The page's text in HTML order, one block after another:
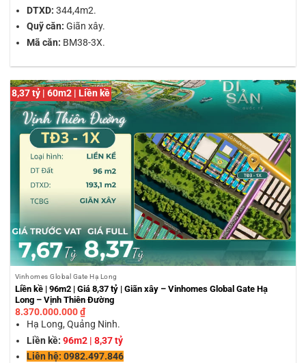
DTXD: 344,4m2.
Quỹ căn: Giãn xây.
Mã căn: BM38-3X.
8,37 tỷ | 60m2 | Liền kề
Vinhomes Global Gate Hạ Long
Liền kề | 96m2 | Giá 8,37 tỷ | Giãn xây – Vinhomes Global Gate Hạ
Long – Vịnh Thiên Đường
8.370.000.000₫
Hạ Long, Quảng Ninh.
Liền kề:96m2 | 8,37 tỷ
Liên hệ: 0982.497.846